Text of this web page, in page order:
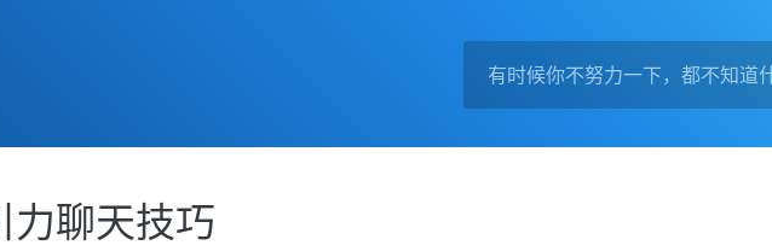
力聊天技巧